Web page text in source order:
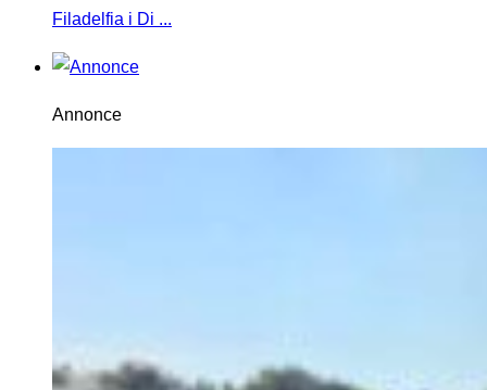
Filadelfia i Di ...
Annonce